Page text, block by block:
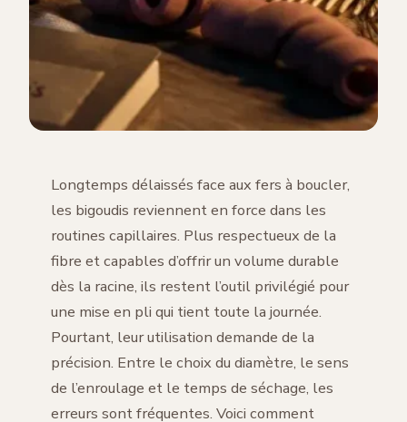
Longtemps délaissés face aux fers à boucler,
les bigoudis reviennent en force dans les
routines capillaires. Plus respectueux de la
fibre et capables d’offrir un volume durable
dès la racine, ils restent l’outil privilégié pour
une mise en pli qui tient toute la journée.
Pourtant, leur utilisation demande de la
précision. Entre le choix du diamètre, le sens
de l’enroulage et le temps de séchage, les
erreurs sont fréquentes. Voici comment